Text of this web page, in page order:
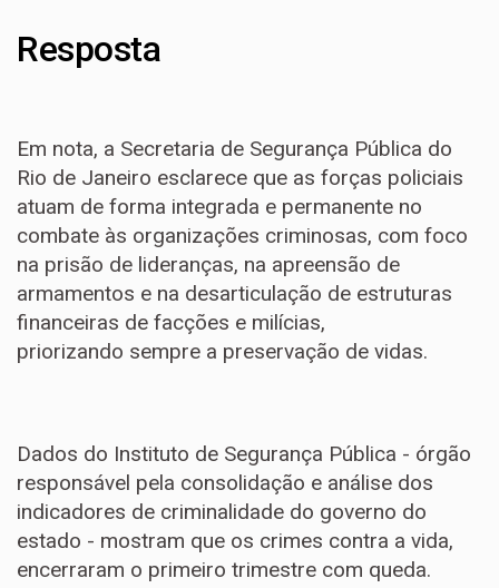
Resposta
Em nota, a Secretaria de Segurança Pública do
Rio de Janeiro esclarece que as forças policiais
atuam de forma integrada e permanente no
combate às organizações criminosas, com foco
na prisão de lideranças, na apreensão de
armamentos e na desarticulação de estruturas
financeiras de facções e milícias,
priorizando sempre a preservação de vidas.
Dados do Instituto de Segurança Pública - órgão
responsável pela consolidação e análise dos
indicadores de criminalidade do governo do
estado - mostram que os crimes contra a vida,
encerraram o primeiro trimestre com queda.